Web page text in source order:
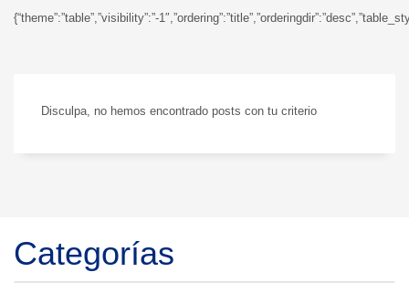
{“theme”:”table”,”visibility”:”-
Disculpa, no hemos encontrado posts con tu criterio
Categorías